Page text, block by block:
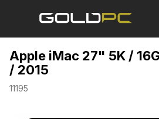
Apple iMac 27" 5K /
/ 2015
11195